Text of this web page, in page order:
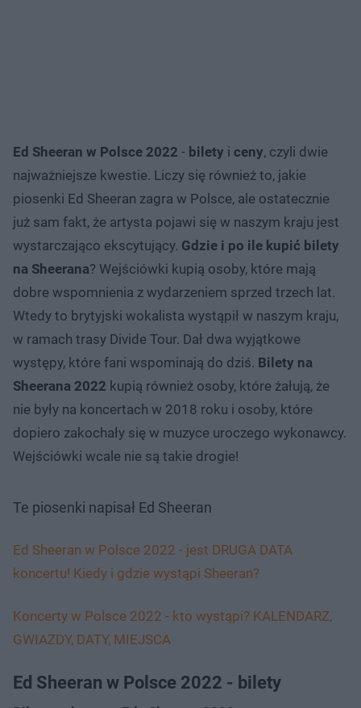
Ed Sheeran w Polsce 2022 - bilety i ceny, czyli dwie
najważniejsze kwestie. Liczy się również to, jakie
piosenki Ed Sheeran zagra w Polsce, ale ostatecznie
już sam fakt, że artysta pojawi się w naszym kraju jest
wystarczająco ekscytujący. Gdzie i po ile kupić bilety
na Sheerana? Wejściówki kupią osoby, które mają
dobre wspomnienia z wydarzeniem sprzed trzech lat.
Wtedy to brytyjski wokalista wystąpił w naszym kraju,
w ramach trasy Divide Tour. Dał dwa wyjątkowe
występy, które fani wspominają do dziś. Bilety na
Sheerana 2022 kupią również osoby, które żałują, że
nie były na koncertach w 2018 roku i osoby, które
dopiero zakochały się w muzyce uroczego wykonawcy.
Wejściówki wcale nie są takie drogie!
Te piosenki napisał Ed Sheeran
Ed Sheeran w Polsce 2022 - jest DRUGA DATA
koncertu! Kiedy i gdzie wystąpi Sheeran?
Koncerty w Polsce 2022 - kto wystąpi? KALENDARZ,
GWIAZDY, DATY, MIEJSCA
Ed Sheeran w Polsce 2022 - bilety